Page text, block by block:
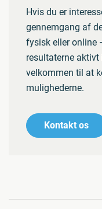
Hvis du er
gennemgang af
fysisk eller online
resultaterne
velkommen til at
mulighederne.
Kontakt os